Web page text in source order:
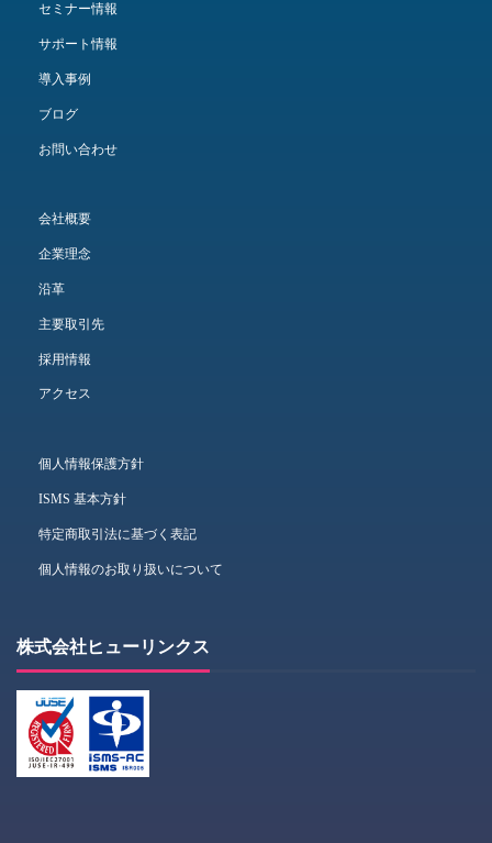
セミナー情報
サポート情報
導入事例
ブログ
お問い合わせ
会社概要
企業理念
沿革
主要取引先
採用情報
アクセス
個人情報保護方針
ISMS 基本方針
特定商取引法に基づく表記
個人情報のお取り扱いについて
株式会社ヒューリンクス